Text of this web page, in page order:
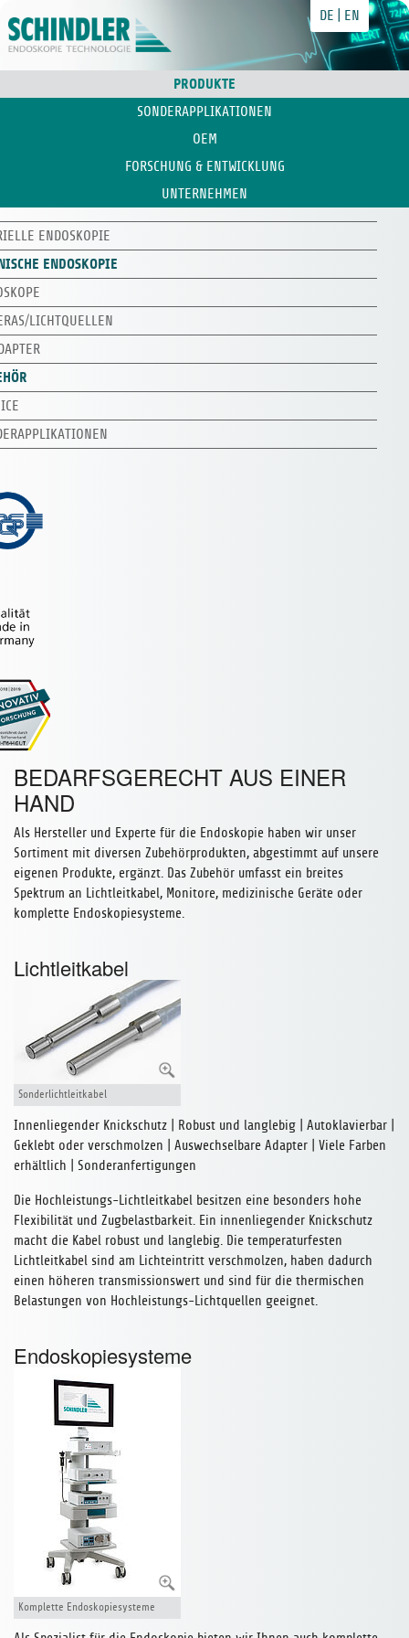
DE EN
PRODUKTE
SONDERAPPLIKATIONEN
OEM
FORSCHUNG & ENTWICKLUNG
UNTERNEHMEN
ENDOSKOPIE
ENDOSKOPIE
LICHTQUELLEN
BEDARFSGERECHT AUS EINER
HAND
Als Hersteller und Experte für die Endoskopie haben wir unser
Sortiment mit diversen Zubehörprodukten, abgestimmt auf unsere
eigenen Produkte, ergänzt. Das Zubehör umfasst ein breites
Spektrum an Lichtleitkabel, Monitore, medizinische Geräte oder
komplette Endoskopiesysteme.
Sonderlichtleitkabel
Lichtleitkabel
Innenliegender Knickschutz | Robust und langlebig | Autoklavierbar |
Geklebt oder verschmolzen | Auswechselbare Adapter | Viele Farben
erhältlich | Sonderanfertigungen
Die Hochleistungs-Lichtleitkabel besitzen eine besonders hohe
Flexibilität und Zugbelastbarkeit. Ein innenliegender Knickschutz
macht die Kabel robust und langlebig. Die temperaturfesten
Lichtleitkabel sind am Lichteintritt verschmolzen, haben dadurch
einen höheren transmissionswert und sind für die thermischen
Belastungen von Hochleistungs-Lichtquellen geeignet.
Komplette Endoskopiesysteme
Endoskopiesysteme